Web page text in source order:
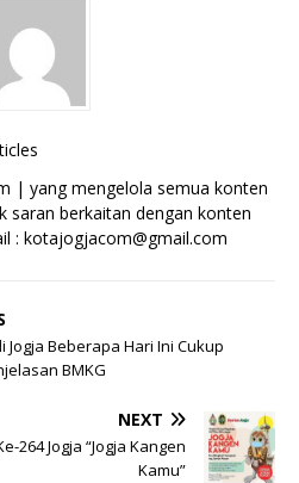
| yang mengelola semua konten
berkaitan dengan konten
: kotajogjacom@gmail.com
Jogja Beberapa Hari Ini Cukup
BMKG
NEXT
264 Jogja “Jogja Kangen
Kamu”